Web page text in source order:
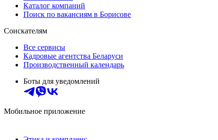
Каталог компаний
Поиск по вакансиям в Борисове
Соискателям
Все сервисы
Кадровые агентства Беларуси
Производственный календарь
Боты для уведомлений
Мобильное приложение